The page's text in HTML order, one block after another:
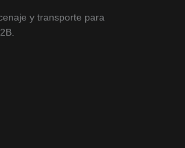
y transporte para